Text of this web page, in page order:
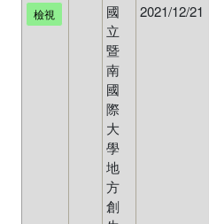
檢視
國
立
暨
南
國
際
大
學
地
方
創
2021/12/21